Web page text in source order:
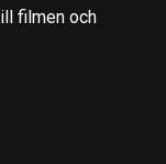
filmen och